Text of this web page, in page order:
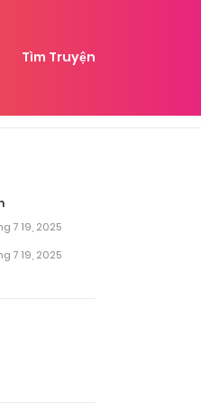
Tìm Truyện
7 19, 2025
7 19, 2025